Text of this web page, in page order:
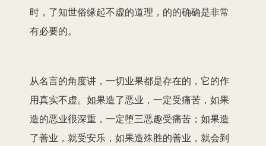
时，了知世俗缘起不虚的道理，的的确确是非常
有必要的。
从名言的角度讲，一切业果都是存在的，它的作
用真实不虚。如果造了恶业，一定受痛苦，如果
造的恶业很深重，一定堕三恶趣受痛苦；如果造
了善业，就受安乐，如果造殊胜的善业，就会到